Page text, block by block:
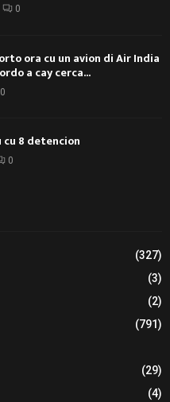
0
ora cu un avion di Air India
a cay cerca...
0
cu 8 detencion
0
(327)
(3)
(2)
(791)
(29)
(4)